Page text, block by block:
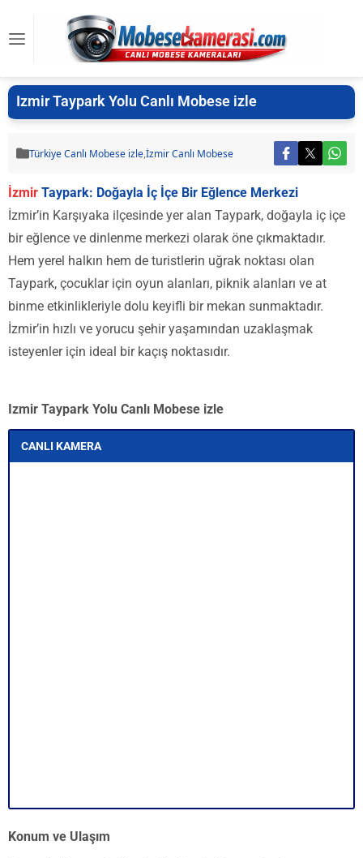
Izmir Taypark Yolu Canlı Mobese izle
Türkiye Canlı Mobese izle,İzmir Canlı Mobese
İzmir Taypark: Doğayla İç İçe Bir Eğlence Merkezi
İzmir’in Karşıyaka ilçesinde yer alan Taypark, doğayla iç içe
bir eğlence ve dinlenme merkezi olarak öne çıkmaktadır.
Hem yerel halkın hem de turistlerin uğrak noktası olan
Taypark, çocuklar için oyun alanları, piknik alanları ve at
binme etkinlikleriyle dolu keyifli bir mekan sunmaktadır.
İzmir’in hızlı ve yorucu şehir yaşamından uzaklaşmak
isteyenler için ideal bir kaçış noktasıdır.
Izmir Taypark Yolu Canlı Mobese izle
CANLI KAMERA
Konum ve Ulaşım